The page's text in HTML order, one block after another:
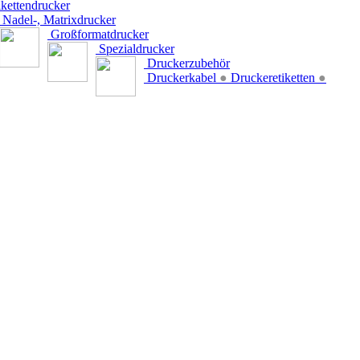
Nadel-, Matrixdrucker
Großformatdrucker
Spezialdrucker
Druckerzubehör
Druckerkabel ● Druckeretiketten ●